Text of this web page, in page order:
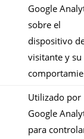
Google
sobre el
dispositivo
visitante y su
Utilizado por
Google
para